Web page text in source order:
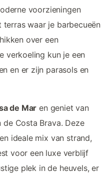
voorzieningen
waar je barbecueën
over een
verkoeling kun je een
en er zijn parasols en
de Mar en geniet van
de Costa Brava. Deze
ideale mix van strand,
voor een luxe verblijf
plek in de heuvels, er